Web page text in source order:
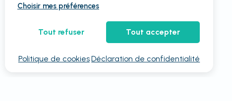
Choisir mes préférences
Tout refuser Tout accepter
Politique de cookiesDéclaration de confidentialité